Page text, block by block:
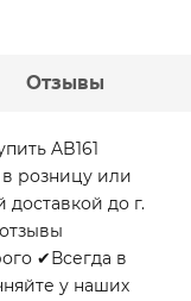
Отзывы
AB161
розницу или
до г.
✔Всегда в
у наших